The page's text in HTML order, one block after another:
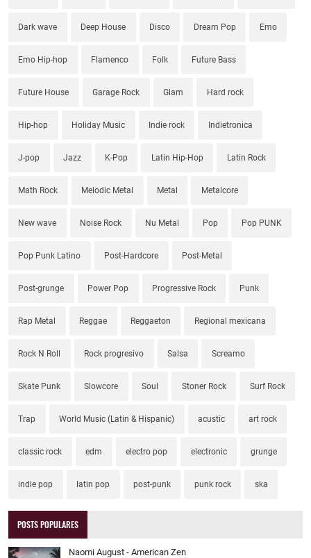
Dark wave Deep House Disco Dream Pop Emo
Emo Hip-hop Flamenco Folk Future Bass
Future House Garage Rock Glam Hard rock
Hip-hop Holiday Music Indie rock Indietronica
J-pop Jazz K-Pop Latin Hip-Hop Latin Rock
Math Rock Melodic Metal Metal Metalcore
New wave Noise Rock Nu Metal Pop Pop PUNK
Pop Punk Latino Post-Hardcore Post-Metal
Post-grunge Power Pop Progressive Rock Punk
Rap Metal Reggae Reggaeton Regional mexicana
Rock N Roll Rock progresivo Salsa Screamo
Skate Punk Slowcore Soul Stoner Rock Surf Rock
Trap World Music (Latin & Hispanic) acustic art rock
classic rock edm electro pop electronic grunge
indie pop latin pop post-punk punk rock ska
POSTS POPULARES
Naomi August - American Zen